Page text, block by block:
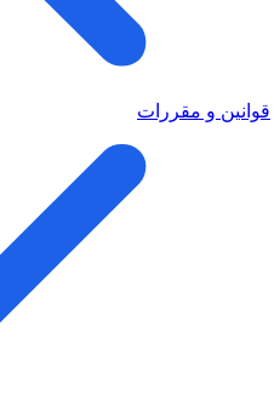
قوانین و مقررات